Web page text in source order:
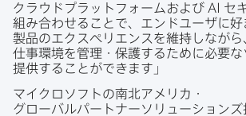
クラウドプラットフォームおよび AI セ
組み合わせる​ことで、​エンドユーザに​好
製品の​エクスペリエンスを​維持しながら
仕事環境を​管理・保護する​ために​必要な​
提供する​ことができます」
マイクロソフトの​南北アメリカ・
グローバルパートナーソリューションズ